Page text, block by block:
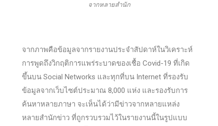
จากหลายสำนัก
จากภาพคือข้อมูลจากรายงานประจำสัปดาห์ในวิเคราะห์
การพูดถึงวิกฤติการแพร่ระบาดของเชื้อ Covid-19 ที่เกิด
ขึ้นบน Social Networks และทุกที่บน Internet ที่รองรับ
ข้อมูลจากเว็บไซต์ประมาณ 8,000 แห่ง และรองรับการ
ค้นหาหลายภาษา จะเห็นได้ว่ามีข่าวจากหลายแหล่ง
หลายสำนักข่าว ที่ถูกรวบรวมไว้ในรายงานนี้ในรูปแบบ